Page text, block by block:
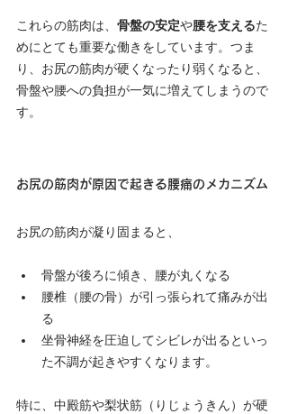
これらの筋肉は、 骨盤の安定や腰を支えるた
めにとても重要な働きをしています。つま
り、お尻の筋肉が硬くなったり弱くなると、
骨盤や腰への負担が一気に増えてしまうので
す。
お尻の筋肉が原因で起きる腰痛のメカニズム
お尻の筋肉が凝り固まると、
骨盤が後ろに傾き、腰が丸くなる
腰椎（腰の骨）が引っ張られて痛みが出
る
坐骨神経を圧迫してシビレが出るといっ
た不調が起きやすくなります。
特に、中殿筋や梨状筋（りじょうきん）が硬